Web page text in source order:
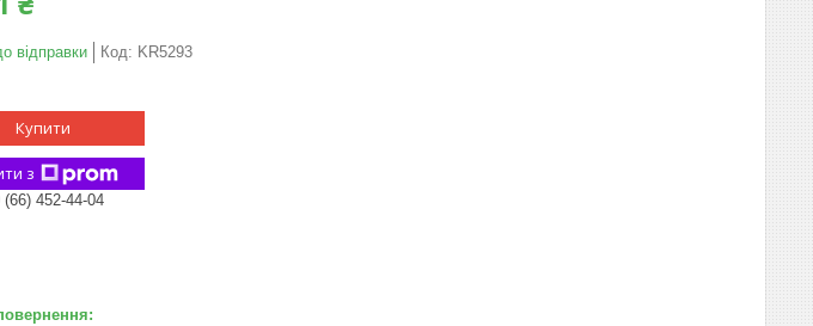
відправки Код: KR5293
Купити
з
(66) 452-44-04